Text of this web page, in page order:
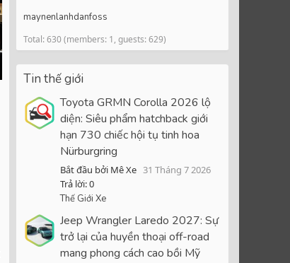
maynenlanhdanfoss
Total: 630 (members: 1, guests: 629)
Tin thế giới
Toyota GRMN Corolla 2026 lộ
diện: Siêu phẩm hatchback giới
hạn 730 chiếc hội tụ tinh hoa
Nürburgring
Bắt đầu bởi Mê Xe 31 Tháng 7 2026
Trả lời: 0
Thế Giới Xe
Jeep Wrangler Laredo 2027: Sự
trở lại của huyền thoại off-road
mang phong cách cao bồi Mỹ